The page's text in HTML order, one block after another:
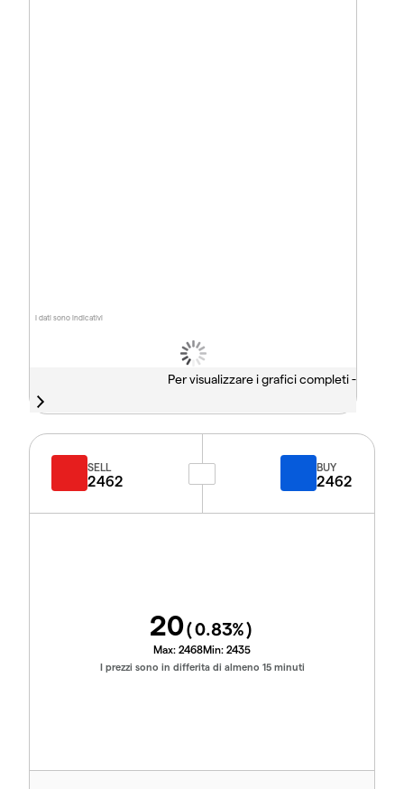
I dati sono indicativi
Per visualizzare i grafici completi -
SELL
2462
BUY
2462
20(0.83%)
Max: 2468Min: 2435
I prezzi sono in differita di almeno 15 minuti